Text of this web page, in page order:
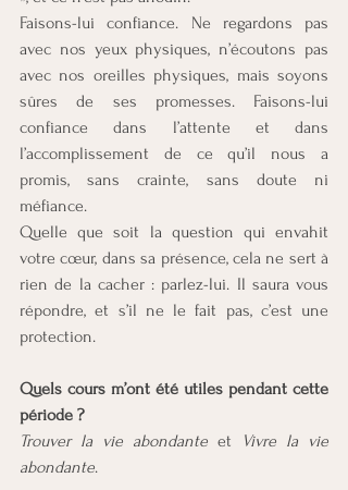
Faisons-lui confiance. Ne regardons pas
avec nos yeux physiques, n’écoutons pas
avec nos oreilles physiques, mais soyons
sûres de ses promesses. Faisons-lui
confiance dans l’attente et dans
l’accomplissement de ce qu’il nous a
promis, sans crainte, sans doute ni
méfiance.
Quelle que soit la question qui envahit
votre cœur, dans sa présence, cela ne sert à
rien de la cacher : parlez-lui. Il saura vous
répondre, et s’il ne le fait pas, c’est une
protection.
Quels cours m’ont été utiles pendant cette
période ?
Trouver la vie abondante et
Vivre la vie
abondante.